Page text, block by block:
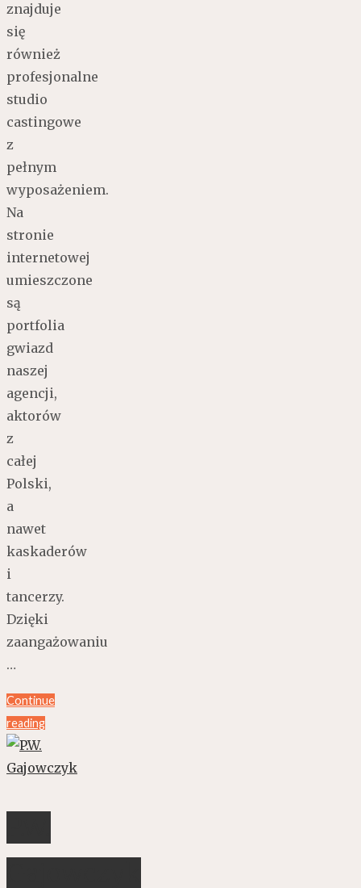
znajduje
się
również
profesjonalne
studio
castingowe
z
pełnym
wyposażeniem.
Na
stronie
internetowej
umieszczone
są
portfolia
gwiazd
naszej
agencji,
aktorów
z
całej
Polski,
a
nawet
kaskaderów
i
tancerzy.
Dzięki
zaangażowaniu
…
Continue
reading